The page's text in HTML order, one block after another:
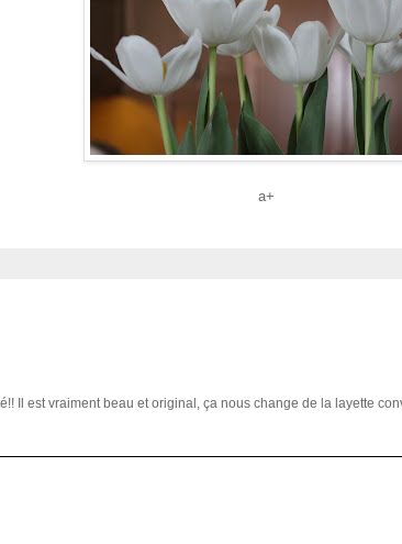
a+
Il est vraiment beau et original, ça nous change de la layette